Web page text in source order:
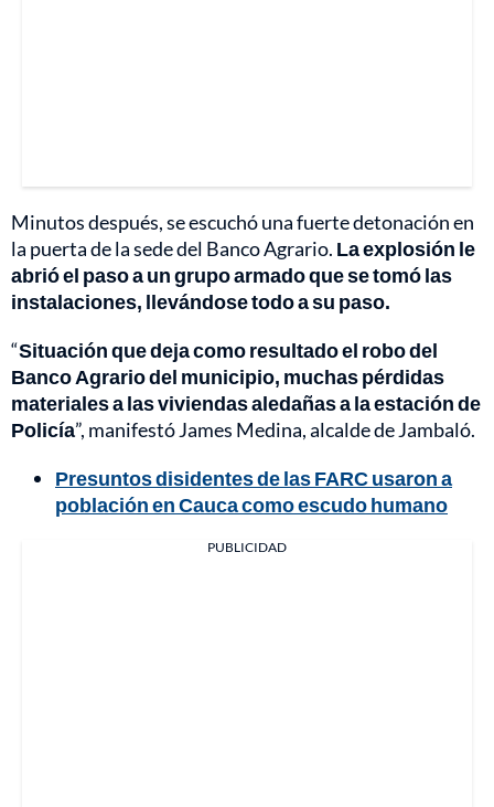
Minutos después, se escuchó una fuerte detonación en
la puerta de la sede del Banco Agrario. La explosión le
abrió el paso a un grupo armado que se tomó las
instalaciones, llevándose todo a su paso.
“Situación que deja como resultado el robo del
Banco Agrario del municipio, muchas pérdidas
materiales a las viviendas aledañas a la estación de
Policía”, manifestó James Medina, alcalde de Jambaló.
Presuntos disidentes de las FARC usaron a
población en Cauca como escudo humano
PUBLICIDAD